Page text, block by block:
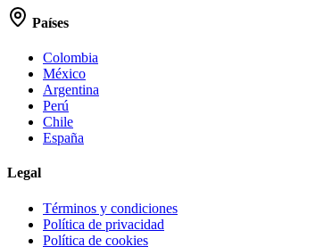
Países
Colombia
México
Argentina
Perú
Chile
España
Legal
Términos y condiciones
Política de privacidad
Política de cookies